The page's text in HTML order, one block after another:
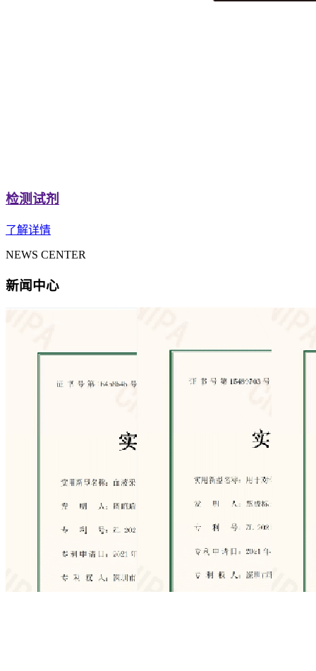
检测试剂
了解详情
NEWS CENTER
新闻中心